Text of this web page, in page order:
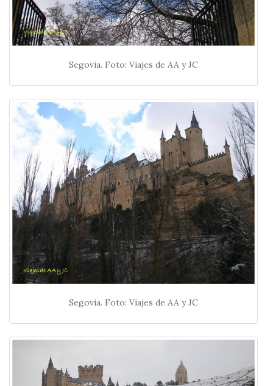
Segovia. Foto: Viajes de AA y JC
Segovia. Foto: Viajes de AA y JC